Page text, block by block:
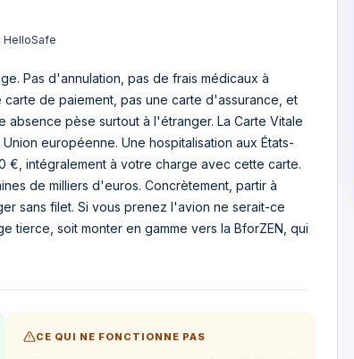
HelloSafe
Pas d'annulation, pas de frais médicaux à
de paiement, pas une carte d'assurance, et
pèse surtout à l'étranger. La Carte Vitale
européenne. Une hospitalisation aux États-
€, intégralement à votre charge avec cette carte.
de milliers d'euros. Concrètement, partir à
sans filet. Si vous prenez l'avion ne serait-ce
tierce, soit monter en gamme vers la BforZEN, qui
CE QUI NE FONCTIONNE PAS